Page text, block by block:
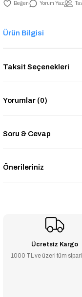
Yorum Yaz
Ürün Bilgisi
Taksit Seçenekleri
Yorumlar (0)
Soru & Cevap
Önerileriniz
Ücretsiz Kargo
1000 TL ve üzeri tüm